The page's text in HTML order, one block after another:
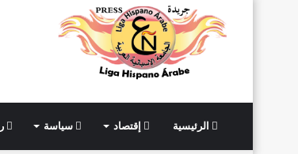
الرئيسية إقتصاد سياسة